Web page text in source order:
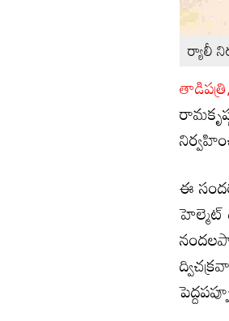
ర్యాలీ
ఈ
హెల్మెట్‌